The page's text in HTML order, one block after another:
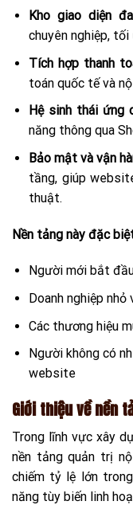
Kho giao diện
chuyên nghiệp, tối
Tích hợp thanh
toán quốc tế và
Hệ sinh thái ứng
năng thông qua
Bảo mật và vận
tầng, giúp
thuật.
Nền tảng này đặc
Người mới bắt
Doanh nghiệp nhỏ
Các thương hiệu
Người không có
website
Giới thiệu về nền
Trong lĩnh vực xây
nền tảng quản trị
chiếm tỷ lệ lớn
năng tùy biến linh